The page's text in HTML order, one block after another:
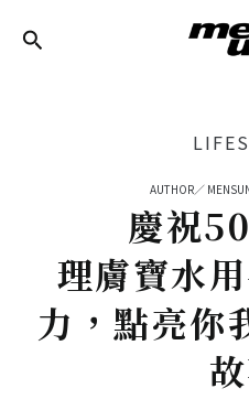
AUTHOR／
慶祝
理膚寶水
力，點亮你
Navigation